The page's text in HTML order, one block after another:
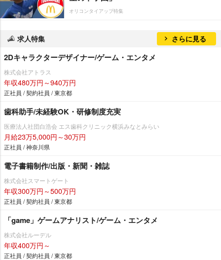
オリコンタイアップ特集
求人特集 さらに見る
2Dキャラクターデザイナー/ゲーム・エンタメ
株式会社アトラス
年収480万円～940万円
正社員 / 契約社員 / 東京都
歯科助手/未経験OK・研修制度充実
医療法人社団白浩会 エス歯科クリニック横浜みなとみらい
月給23万5,000円～30万円
正社員 / 神奈川県
電子書籍制作/出版・新聞・雑誌
株式会社スマートゲート
年収300万円～500万円
正社員 / 契約社員 / 東京都
「game」ゲームアナリスト/ゲーム・エンタメ
株式会社ルーデル
年収400万円～
正社員 / 契約社員 / 東京都